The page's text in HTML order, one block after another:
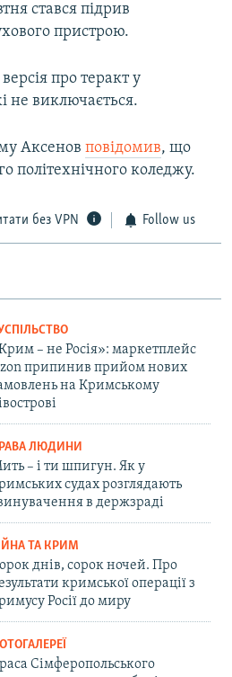
стався підрив
пристрою.
про теракт у
не виключається.
Аксенов повідомив, що
політехнічного коледжу.
без VPN Follow us
– не Росія»: маркетплейс
припинив прийом нових
на Кримському
ЛЮДИНИ
– і ти шпигун. Як у
судах розглядають
в держзраді
ТА КРИМ
днів, сорок ночей. Про
кримської операції з
Росії до миру
Сімферопольського